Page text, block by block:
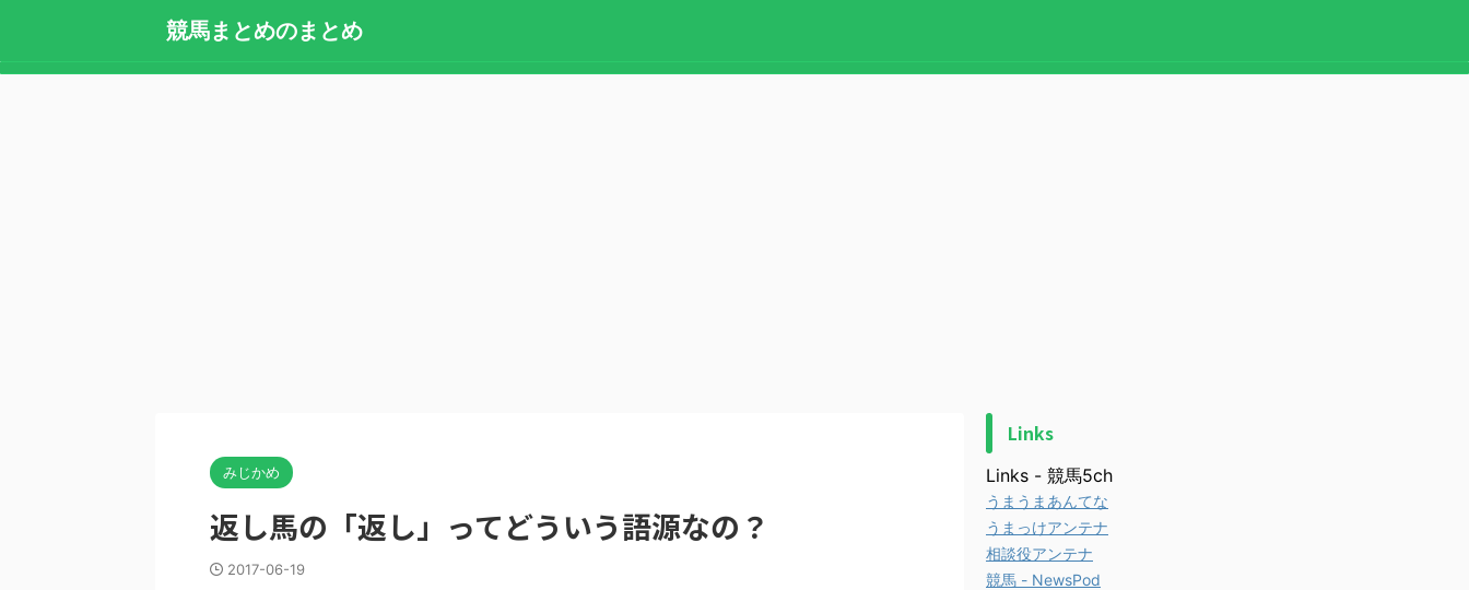
競馬まとめのまとめ
みじかめ
返し馬の「返し」ってどういう語源なの？
2017-06-19
Links
Links - 競馬5ch
うまうまあんてな
うまっけアンテナ
相談役アンテナ
競馬 - NewsPod